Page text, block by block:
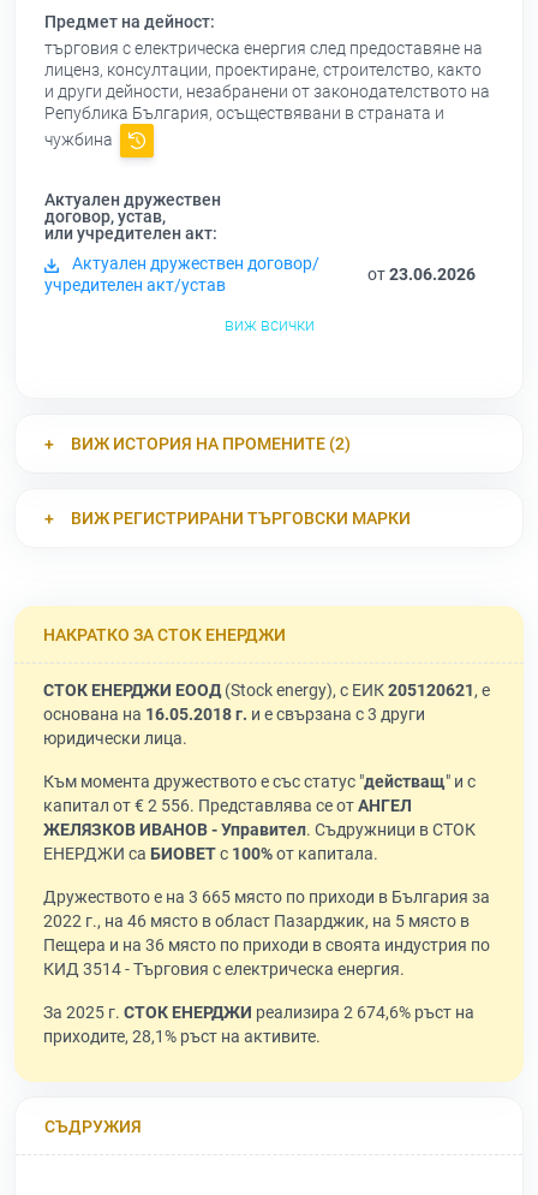
Предмет на дейност:
търговия с електрическа енергия след предоставяне на
лиценз, консултации, проектиране, строителство, както
и други дейности, незабранени от законодателството на
Република България, осъществявани в страната и
чужбина
Актуален дружествен
договор, устав,
или учредителен акт:
Актуален дружествен договор/
учредителен акт/устав
от23.06.2026
виж всички
ВИЖ ИСТОРИЯ НА ПРОМЕНИТЕ (2)
ВИЖ РЕГИСТРИРАНИ ТЪРГОВСКИ МАРКИ
НАКРАТКО ЗА СТОК ЕНЕРДЖИ
СТОК ЕНЕРДЖИ ЕООД(Stock energy), с ЕИК205120621, е
основана на 16.05.2018 г. и е свързана с 3 други
юридически лица.
Към момента дружеството е със статус "действащ" и с
капитал от € 2 556. Представлява се отАНГЕЛ
ЖЕЛЯЗКОВ ИВАНОВ - Управител. Съдружници в СТОК
ЕНЕРДЖИ са БИОВЕТс 100%от капитала.
Дружеството е на 3 665 място по приходи в България за
2022 г., на 46 място в област Пазарджик, на 5 място в
Пещера и на 36 място по приходи в своята индустрия по
КИД 3514 - Търговия с електрическа енергия.
За 2025 г. СТОК ЕНЕРДЖИ реализира 2 674,6% ръст на
приходите, 28,1% ръст на активите.
СЪДРУЖИЯ